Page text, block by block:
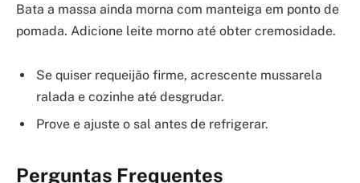
Bata a massa ainda morna com manteiga em ponto de
pomada. Adicione leite morno até obter cremosidade.
Se quiser requeijão firme, acrescente mussarela
ralada e cozinhe até desgrudar.
Prove e ajuste o sal antes de refrigerar.
Perguntas Frequentes